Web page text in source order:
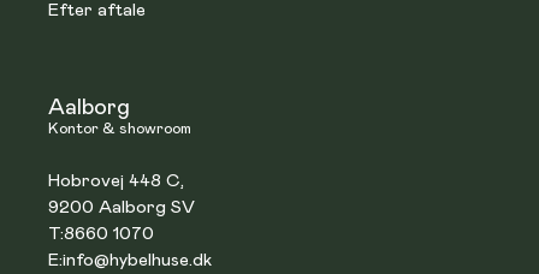
Efter aftale
Aalborg
Kontor & showroom
Hobrovej 448 C,
9200 Aalborg SV
T:8660 1070
E:info@hybelhuse.dk